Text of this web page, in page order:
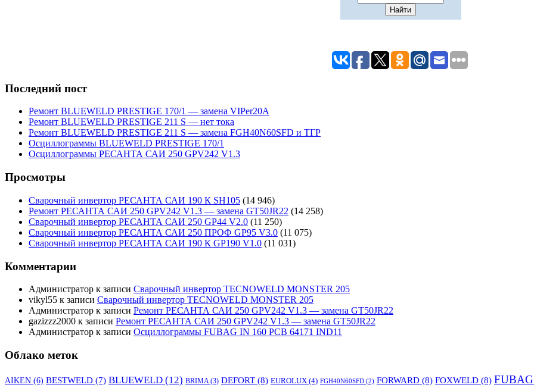
Последний пост
Ремонт BLUEWELD PRESTIGE 170/1 — замена VIPer20A
Ремонт BLUEWELD PRESTIGE 211 S — нет тока
Ремонт BLUEWELD PRESTIGE 211 S — замена FGH40N60SFD и ТГР
Осциллограммы BLUEWELD PRESTIGE 170/1
Осциллограммы РЕСАНТА САИ 250 GPV242 V1.3
Просмотры
Сварочный инвертор РЕСАНТА САИ 190 К SH105 (14 946)
Ремонт РЕСАНТА САИ 250 GPV242 V1.3 — замена GT50JR22 (14 258)
Сварочный инвертор РЕСАНТА САИ 250 GP44 V2.0 (11 250)
Сварочный инвертор РЕСАНТА САИ 250 ПРОФ GP95 V3.0 (11 075)
Сварочный инвертор РЕСАНТА САИ 190 К GP190 V1.0 (11 031)
Комментарии
Администратор к записи Сварочный инвертор TECNOWELD MONSTER 205
vikyl55 к записи Сварочный инвертор TECNOWELD MONSTER 205
Администратор к записи Ремонт РЕСАНТА САИ 250 GPV242 V1.3 — замена GT50JR22
gazizzz2000 к записи Ремонт РЕСАНТА САИ 250 GPV242 V1.3 — замена GT50JR22
Администратор к записи Осциллограммы FUBAG IN 160 PCB 64171 IND11
Облако меток
AIKEN (6) BESTWELD (7) BLUEWELD (12) BRIMA (3) DEFORT (8) EUROLUX (4) FGH40N60SFD (2) FORWARD (8) FOXWELD (8) FUBAG